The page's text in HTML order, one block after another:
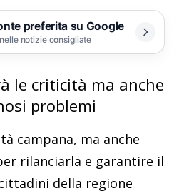
preferita su Google
notizie consigliate
le criticità ma anche
problemi
campana, ma anche
rilanciarla e garantire il
della regione